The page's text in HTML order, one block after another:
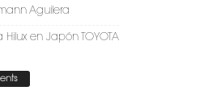
Aguilera
en Japón TOYOTA